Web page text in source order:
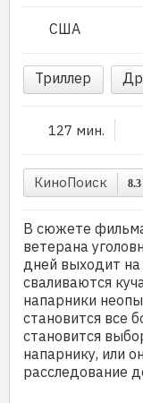
США
Триллер
127 мин.
КиноПоиск 8.3
В сюжете
ветерана
дней выходит
сваливаются
напарники
становится все
становится
напарнику, или
расследование